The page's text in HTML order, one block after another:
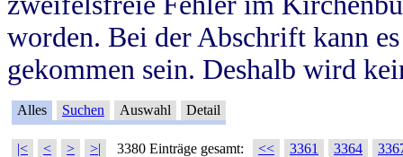
worden. Bei der Abschrift kann
gekommen sein. Deshalb wird
Alles Suchen Auswahl Detail
|< < > >| 3380 Einträge gesamt: << 3361 3364